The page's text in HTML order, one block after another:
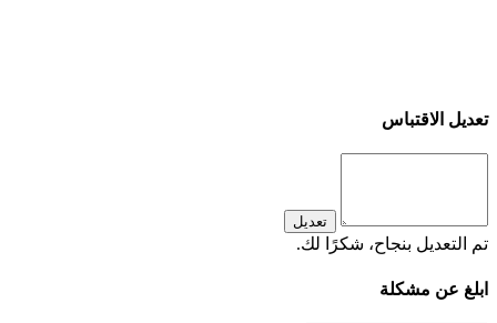
تعديل الاقتباس
تعديل
تم التعديل بنجاح، شكرًا لك.
ابلغ عن مشكلة